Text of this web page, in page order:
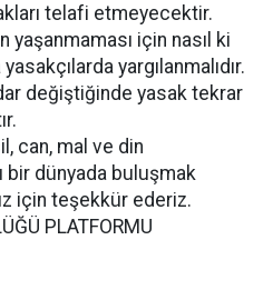
telafi etmeyecektir.
yaşanmaması için nasıl ki
yargılanmalıdır.
değiştiğinde yasak tekrar
can, mal ve din
bir dünyada buluşmak
için teşekkür ederiz.
PLATFORMU